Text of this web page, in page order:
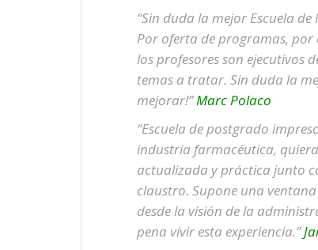
“Sin duda la mejor Escuela
Por oferta de programas, por
los profesores son ejecutivos
temas a tratar. Sin duda la
mejorar!”Marc Polaco
“Escuela de postgrado
industria farmacéutica,
actualizada y práctica junto
claustro. Supone una
desde la visión de la
pena vivir esta experiencia.”